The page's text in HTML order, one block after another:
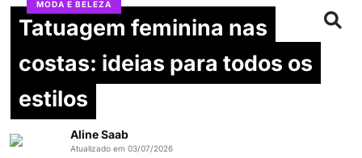
MODA E BELEZA
Tatuagem feminina nas
costas: ideias para todos os
estilos
Aline Saab
Atualizado em 03/07/2026